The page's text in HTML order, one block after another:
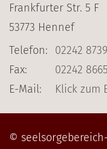
Frankfurter Str. 5 F
53773 Hennef
Telefon:
02242
Fax:
02242
E-Mail:
Klick zum
©